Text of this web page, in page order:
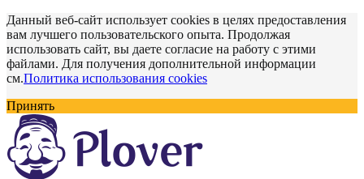
Данный веб-сайт использует cookies в целях предоставления
вам лучшего пользовательского опыта. Продолжая
использовать сайт, вы даете согласие на работу с этими
файлами. Для получения дополнительной информации
см.Политика использования cookies
Принять